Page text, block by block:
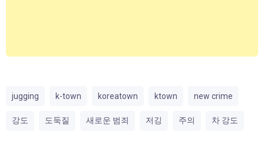
jugging k-town koreatown ktown new crime
강도 도둑질 새로운 범죄 저깅 주의 차 강도